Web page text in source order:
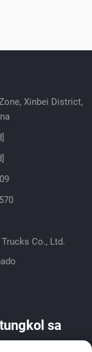
Xinbei District,
Co., Ltd.
sa